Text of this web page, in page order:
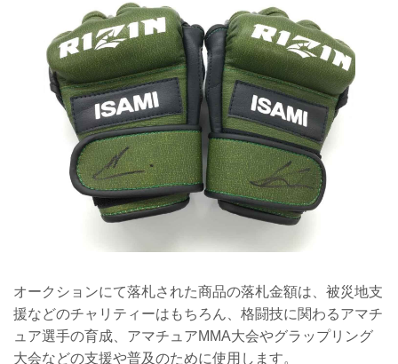
オークションにて落札された商品の落札金額は、被災地支
援などのチャリティーはもちろん、格闘技に関わるアマチ
ュア選手の育成、アマチュアMMA大会やグラップリング
大会などの支援や普及のために使用します。